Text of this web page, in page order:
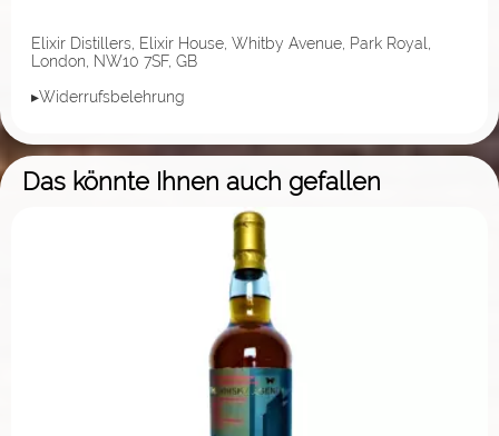
Elixir Distillers, Elixir House, Whitby Avenue, Park Royal,
London, NW10 7SF, GB
▸Widerrufsbelehrung
Das könnte Ihnen auch gefallen